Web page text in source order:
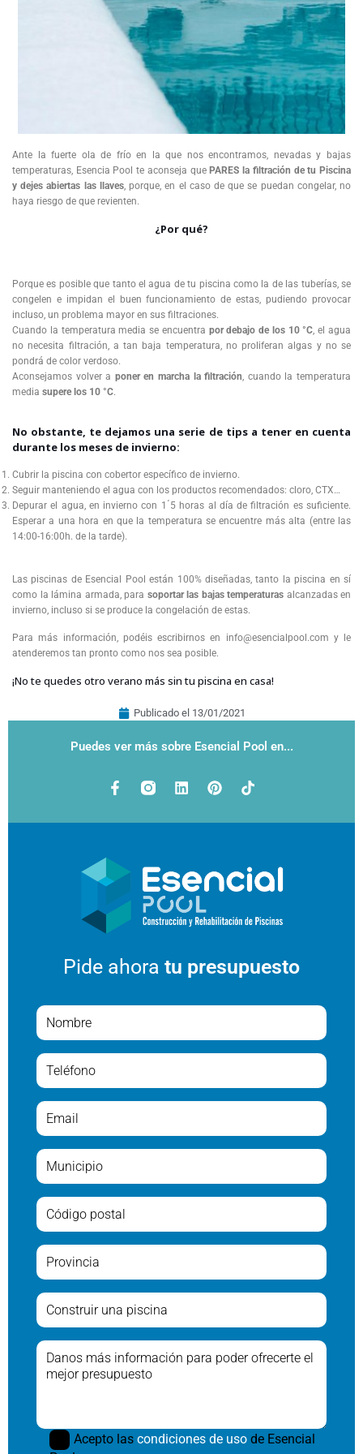
Ante la fuerte ola de frío en la que nos encontramos, nevadas y bajas
temperaturas, Esencia Pool te aconseja que PARES la filtración de tu Piscina
y dejes abiertas las llaves, porque, en el caso de que se puedan congelar, no
haya riesgo de que revienten.
¿Por qué?
Porque es posible que tanto el agua de tu piscina como la de las tuberías, se
congelen e impidan el buen funcionamiento de estas, pudiendo provocar
incluso, un problema mayor en sus filtraciones.
Cuando la temperatura media se encuentra por debajo de los 10 °C, el agua
no necesita filtración, a tan baja temperatura, no proliferan algas y no se
pondrá de color verdoso.
Aconsejamos volver a poner en marcha la filtración, cuando la temperatura
media supere los 10 °C.
No obstante, te dejamos una serie detipsa tener en cuenta
durante los meses de invierno:
Cubrir la piscina con cobertor específico de invierno.
Seguir manteniendo el agua con los productos recomendados: cloro, CTX…
Depurar el agua, en invierno con 1 ́5 horas al día de filtración es suficiente.
Esperar a una hora en que la temperatura se encuentre más alta (entre las
14:00-16:00h. de la tarde).
Las piscinas de Esencial Pool están 100% diseñadas, tanto la piscina en sí
como la lámina armada, para soportar las bajas temperaturas alcanzadas en
invierno, incluso si se produce la congelación de estas.
Para más información, podéis escribirnos en info@esencialpool.com y le
atenderemos tan pronto como nos sea posible.
¡No te quedes otro verano más sin tu piscina en casa!
Publicado el 13/01/2021
Puedes ver más sobre Esencial Pool en...
Pide ahora tu presupuesto
Acepto las condiciones de uso de Esencial